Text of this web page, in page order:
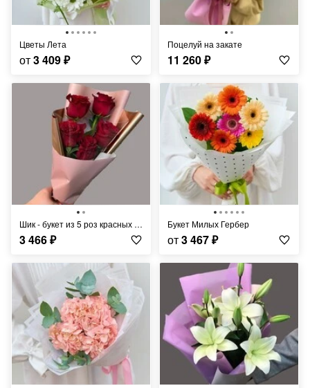
Цветы Лета
от3 409₽
Поцелуй на закате
11 260₽
Шик - букет из 5 роз красных в упаковке
3 466₽
Букет Милых Гербер
от3 467₽